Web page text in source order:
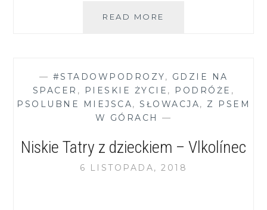
READ MORE
NA
SPACER
Z
PSEM
— #STADOWPODROZY, GDZIE NA
SPACER , PIESKIE ŻYCIE , PODRÓŻE ,
PSOLUBNE MIEJSCA, SŁOWACJA, Z PSEM
W GÓRACH
—
Niskie Tatry z dzieckiem – Vlkolínec
6 LISTOPADA, 2018